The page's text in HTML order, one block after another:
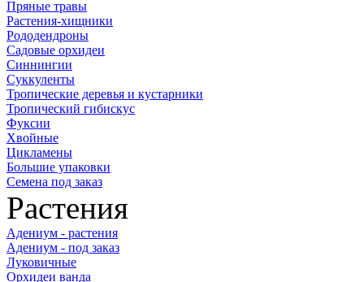
Пряные травы
Растения-хищники
Рододендроны
Садовые орхидеи
Синнингии
Суккуленты
Тропические деревья и кустарники
Тропический гибискус
Фуксии
Хвойные
Цикламены
Большие упаковки
Семена под заказ
Растения
Адениум - растения
Адениум - под заказ
Луковичные
Орхидеи ванда